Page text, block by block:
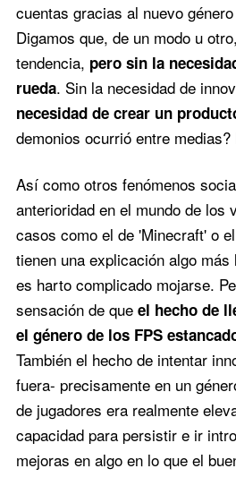
cuentas gracias al nuevo
Digamos que, de un modo u
tendencia, pero sin la
rueda. Sin la necesidad de
necesidad de crear un
demonios ocurrió entre
Así como otros fenómenos
anterioridad en el mundo de los
casos como el de 'Minecraft' o
tienen una explicación algo
es harto complicado mojarse.
sensación de que el hecho de
el género de los FPS
También el hecho de intentar
fuera- precisamente en un
de jugadores era realmente
capacidad para persistir e ir
mejoras en algo en lo que el